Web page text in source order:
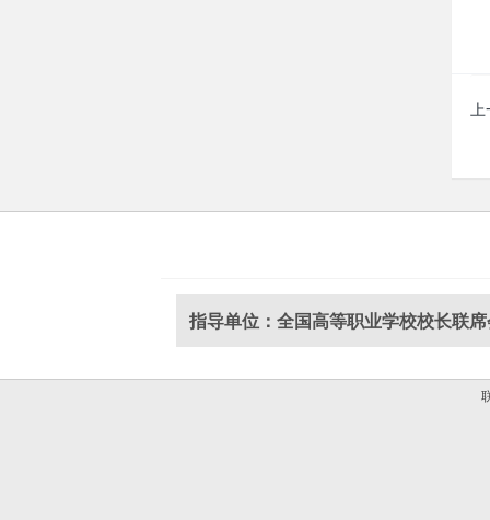
指导单位：全国高等职业学校校长联